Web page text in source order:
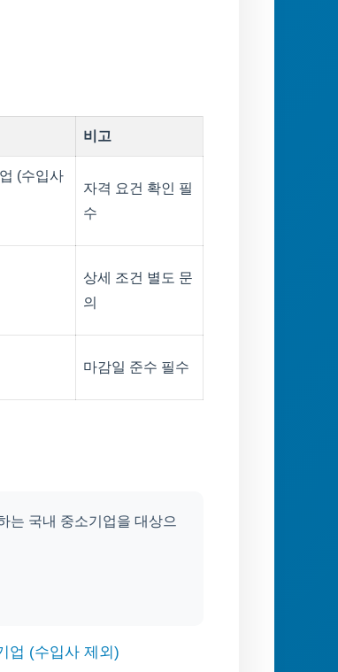
비고
(수입사
자격 요건 확인 필
수
상세 조건 별도 문
의
마감일 준수 필수
는 국내 중소기업을 대상으
업 (수입사 제외)